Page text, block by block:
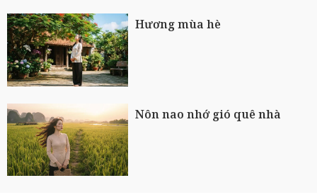
Hương mùa hè
Nôn nao nhớ gió quê nhà